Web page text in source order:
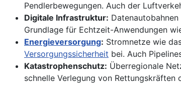
Pendlerbewegungen. Auch der
Digitale Infrastruktur:
Grundlage für Echtzeit-Anwendungen
Energieversorgung: Stromnetze wie
Versorgungssicherheit bei. Auch
Katastrophenschutz: Überregionale
schnelle Verlegung von